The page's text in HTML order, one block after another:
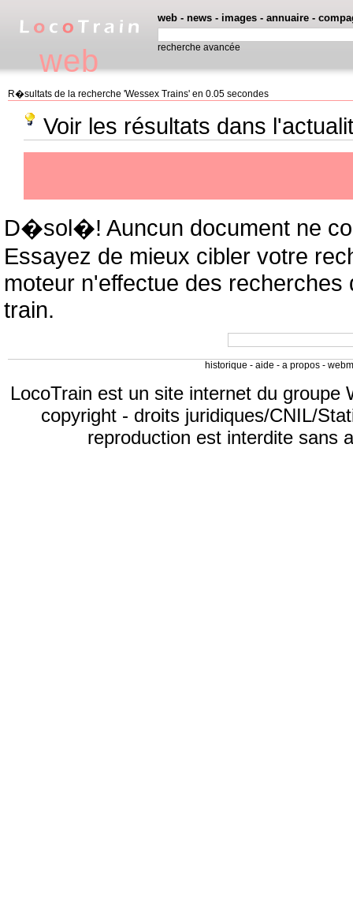
web
web - news - images - annuaire -
recherche avancée
R�sultats de la recherche 'Wessex Trains' en 0.05 secondes
Voir les résultats dans
D�sol�! Auncun document ne
Essayez de mieux cibler votre
moteur n'effectue des recherches
train.
historique - aide - a propos-
LocoTrain est un site internet du groupe
copyright- droits juridiques/CNIL/
reproduction est interdite sans